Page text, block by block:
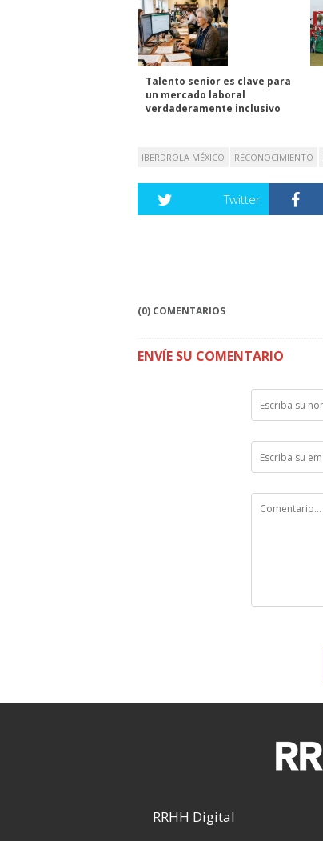
Talento senior es clave para
un mercado laboral
verdaderamente inclusivo
IBERDROLA MÉXICO RECONOCIMIENTO
Twitter
(0) COMENTARIOS
ENVÍE SU COMENTARIO
RRHH Digital